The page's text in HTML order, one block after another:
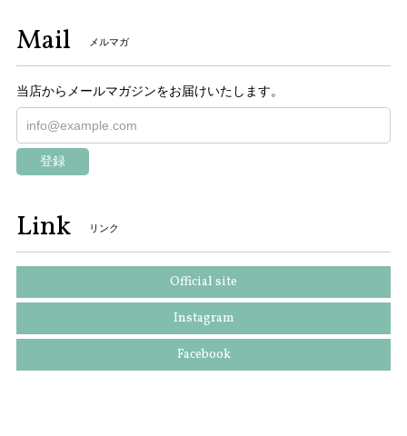
Mail メルマガ
当店からメールマガジンをお届けいたします。
登録
Link リンク
Official site
Instagram
Facebook